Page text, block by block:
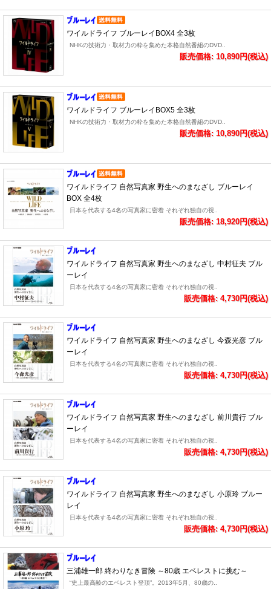
ワイルドライフ ブルーレイBOX4 全3枚
NHKの技術力・取材力の粋を集めた本格自然番組のDVD..
販売価格: 10,890円(税込)
ワイルドライフ ブルーレイBOX5 全3枚
NHKの技術力・取材力の粋を集めた本格自然番組のDVD..
販売価格: 10,890円(税込)
ワイルドライフ 自然写真家 野生へのまなざし ブルーレイ
BOX 全4枚
日本を代表する4名の写真家に密着 それぞれ独自の視..
販売価格: 18,920円(税込)
ワイルドライフ 自然写真家 野生へのまなざし 中村征夫 ブル
ーレイ
日本を代表する4名の写真家に密着 それぞれ独自の視..
販売価格: 4,730円(税込)
ワイルドライフ 自然写真家 野生へのまなざし 今森光彦 ブル
ーレイ
日本を代表する4名の写真家に密着 それぞれ独自の視..
販売価格: 4,730円(税込)
ワイルドライフ 自然写真家 野生へのまなざし 前川貴行 ブル
ーレイ
日本を代表する4名の写真家に密着 それぞれ独自の視..
販売価格: 4,730円(税込)
ワイルドライフ 自然写真家 野生へのまなざし 小原玲 ブルー
レイ
日本を代表する4名の写真家に密着 それぞれ独自の視..
販売価格: 4,730円(税込)
三浦雄一郎 終わりなき冒険 ～80歳 エベレストに挑む～
“史上最高齢のエベレスト登頂”。2013年5月、80歳の..